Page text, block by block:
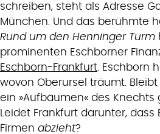
schreiben, steht als Adresse
München. Und das berühmte
Rund um den Henninger Turm
prominenten Eschborner
Eschborn-Frankfurt . Eschborn
wovon Oberursel träumt. Bleibt
ein »Aufbäumen« des Knechts
Leidet Frankfurt darunter,
Firmen abzieht?